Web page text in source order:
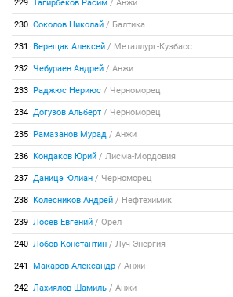
229 Тагирбеков Расим / Анжи
230 Соколов Николай / Балтика
231 Верещак Алексей / Металлург-Кузбасс
232 Чебураев Андрей / Анжи
233 Раджюс Нериюс / Черноморец
234 Догузов Альберт / Черноморец
235 Рамазанов Мурад / Анжи
236 Кондаков Юрий / Лисма-Мордовия
237 Даницэ Юлиан / Черноморец
238 Колесников Андрей / Нефтехимик
239 Лосев Евгений / Орел
240 Лобов Константин / Луч-Энергия
241 Макаров Александр / Анжи
242 Лахиялов Шамиль / Анжи